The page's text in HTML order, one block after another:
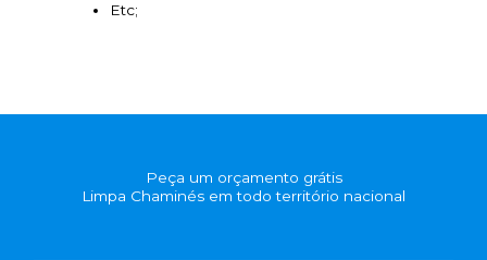
Etc;
Peça um orçamento grátis
Limpa Chaminés em todo território nacional